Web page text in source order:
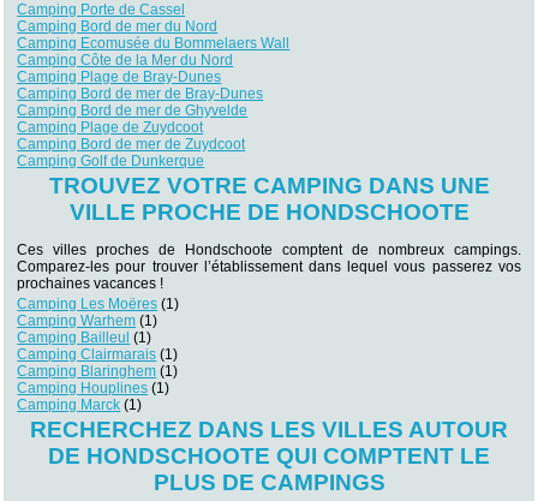
Camping Porte de Cassel‎
Camping Bord de mer du Nord
Camping Ecomusée du Bommelaers Wall
Camping Côte de la Mer du Nord
Camping Plage de Bray-Dunes
Camping Bord de mer de Bray-Dunes
Camping Bord de mer de Ghyvelde
Camping Plage de Zuydcoot
Camping Bord de mer de Zuydcoot
Camping Golf de Dunkerque
TROUVEZ VOTRE CAMPING DANS UNE
VILLE PROCHE DE HONDSCHOOTE
Ces villes proches de Hondschoote comptent de nombreux campings.
Comparez-les pour trouver l’établissement dans lequel vous passerez vos
prochaines vacances !
Camping Les Moëres (1)
Camping Warhem (1)
Camping Bailleul (1)
Camping Clairmarais (1)
Camping Blaringhem (1)
Camping Houplines (1)
Camping Marck (1)
RECHERCHEZ DANS LES VILLES AUTOUR
DE HONDSCHOOTE QUI COMPTENT LE
PLUS DE CAMPINGS